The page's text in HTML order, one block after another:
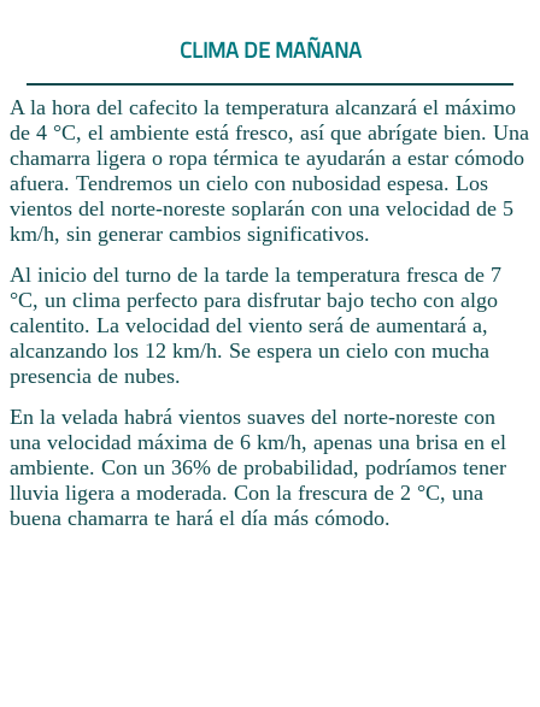
CLIMA DE MAÑANA
A la hora del cafecito la temperatura alcanzará el máximo
de 4 °C, el ambiente está fresco, así que abrígate bien. Una
chamarra ligera o ropa térmica te ayudarán a estar cómodo
afuera. Tendremos un cielo con nubosidad espesa. Los
vientos del norte-noreste soplarán con una velocidad de 5
km/h, sin generar cambios significativos.
Al inicio del turno de la tarde la temperatura fresca de 7
°C, un clima perfecto para disfrutar bajo techo con algo
calentito. La velocidad del viento será de aumentará a,
alcanzando los 12 km/h. Se espera un cielo con mucha
presencia de nubes.
En la velada habrá vientos suaves del norte-noreste con
una velocidad máxima de 6 km/h, apenas una brisa en el
ambiente. Con un 36% de probabilidad, podríamos tener
lluvia ligera a moderada. Con la frescura de 2 °C, una
buena chamarra te hará el día más cómodo.